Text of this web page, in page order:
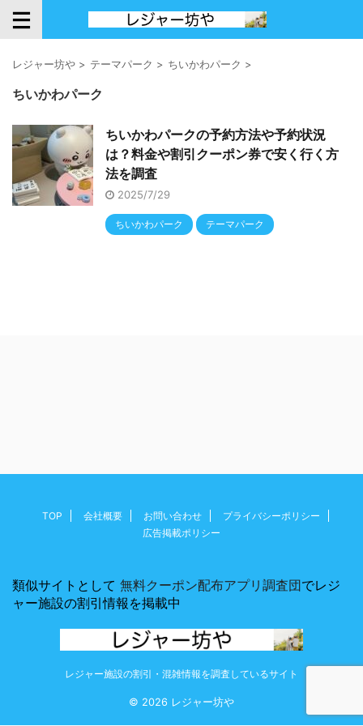
レジャー坊や > テーマパーク > ちいかわパーク >
ちいかわパーク
ちいかわパークの予約方法や予約状況
は？料金や割引クーポン券で安く行く方
法を調査
2025/7/29
ちいかわパーク テーマパーク
TOP 会社概要 お問い合わせ
プライバシーポリシー
広告掲載ポリシー
類似サイトとして 無料クーポン配布アプリ調査団でレジ
ャー施設の割引情報を掲載中
レジャー施設の割引・混雑情報を調査しているサイト
© 2026 レジャー坊や